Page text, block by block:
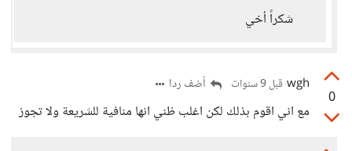
شكراً أخي
0
wgh قبل 9 سنوات أضف ردا
مع اني اقوم بذلك لكن اغلب ظني انها منافية للشريعة ولا تجوز